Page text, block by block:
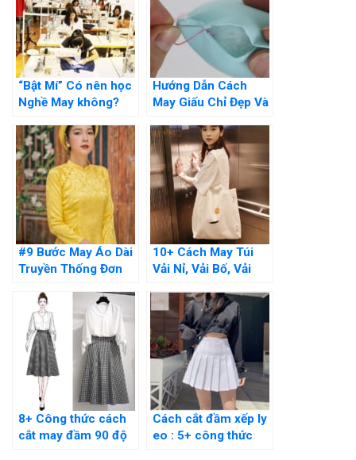
“Bật Mí” Có nên học
Nghề May không?
Học Nghề
Hướng Dẫn Cách
May Giấu Chỉ Đẹp Và
#9 Bước May Áo Dài
Truyền Thống Đơn
Nhà
10+ Cách May Túi
Vải Nỉ, Vải Bố, Vải
Làm
8+ Công thức cách
cắt may đầm 90 độ
Cách cắt đầm xếp ly
eo : 5+ công thức